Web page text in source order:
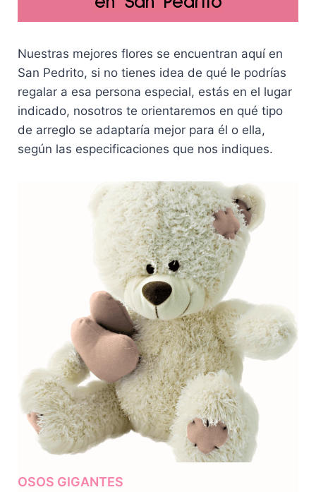
Nuestras mejores flores se encuentran aquí en
San Pedrito, si no tienes idea de qué le podrías
regalar a esa persona especial, estás en el lugar
indicado, nosotros te orientaremos en qué tipo
de arreglo se adaptaría mejor para él o ella,
según las especificaciones que nos indiques.
OSOS GIGANTES